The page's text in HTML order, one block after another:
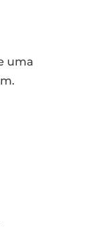
uma